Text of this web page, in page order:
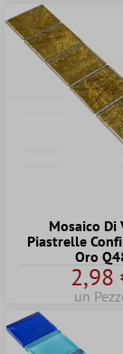
Mosaico Di
Piastrelle
Oro
2,98
un